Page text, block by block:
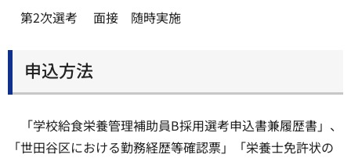
第2次選考 面接 随時実施
申込方法
「学校給食栄養管理補助員B採用選考申込書兼履歴書」、
「世田谷区における勤務経歴等確認票」「栄養士免許状の